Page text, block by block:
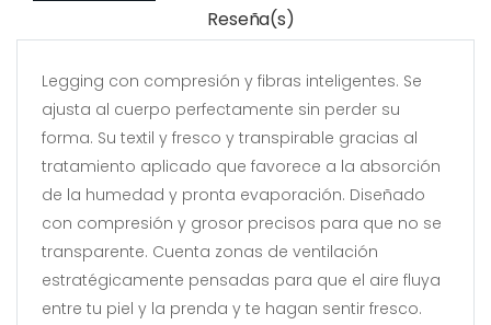
Reseña(s)
Legging con compresión y fibras inteligentes. Se
ajusta al cuerpo perfectamente sin perder su
forma. Su textil y fresco y transpirable gracias al
tratamiento aplicado que favorece a la absorción
de la humedad y pronta evaporación. Diseñado
con compresión y grosor precisos para que no se
transparente. Cuenta zonas de ventilación
estratégicamente pensadas para que el aire fluya
entre tu piel y la prenda y te hagan sentir fresco.